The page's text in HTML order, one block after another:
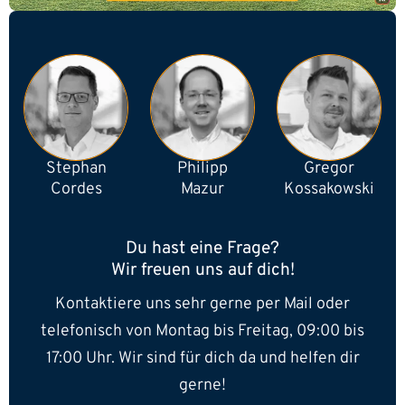
Stephan
Cordes
Philipp
Mazur
Gregor
Kossakowski
Du hast eine Frage?
Wir freuen uns auf dich!
Kontaktiere uns sehr gerne per Mail oder
telefonisch von Montag bis Freitag, 09:00 bis
17:00 Uhr. Wir sind für dich da und helfen dir
gerne!